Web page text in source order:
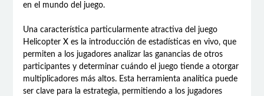
en el mundo del juego.
Una característica particularmente atractiva del juego
Helicopter X es la introducción de estadísticas en vivo, que
permiten a los jugadores analizar las ganancias de otros
participantes y determinar cuándo el juego tiende a otorgar
multiplicadores más altos. Esta herramienta analítica puede
ser clave para la estrategia, permitiendo a los jugadores